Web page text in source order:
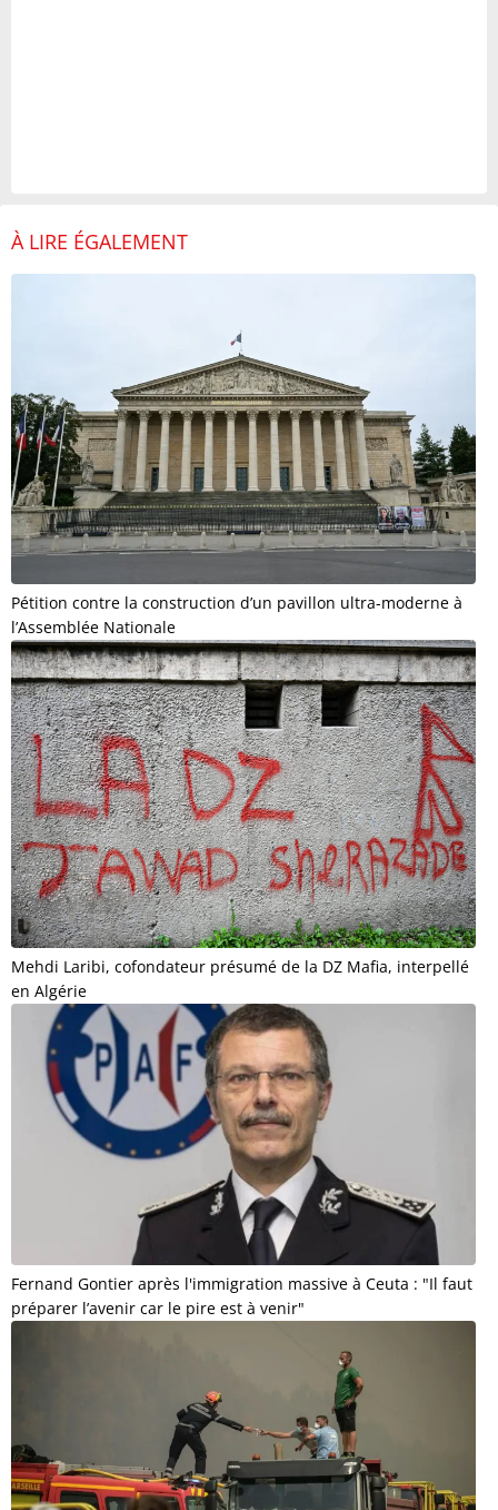
À LIRE ÉGALEMENT
Pétition contre la construction d’un pavillon ultra-moderne à
l’Assemblée Nationale
Mehdi Laribi, cofondateur présumé de la DZ Mafia, interpellé
en Algérie
Fernand Gontier après l'immigration massive à Ceuta : "Il faut
préparer l’avenir car le pire est à venir"